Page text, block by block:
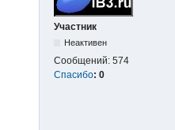
Участник
Неактивен
Сообщений: 574
Спасибо: 0